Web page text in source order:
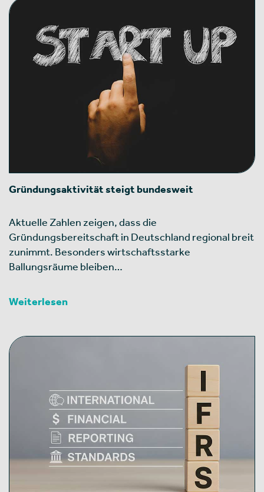
Gründungsaktivität steigt bundesweit
Aktuelle Zahlen zeigen, dass die
Gründungsbereitschaft in Deutschland regional breit
zunimmt. Besonders wirtschaftsstarke
Ballungsräume bleiben…
Weiterlesen